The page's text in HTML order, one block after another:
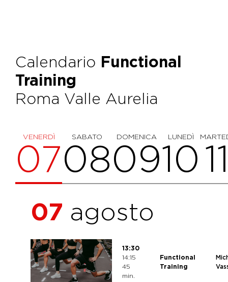
Calendario Functional
Training
Roma Valle Aurelia
VENERDÌ
07 SABATO
08 DOMENICA
09 LUNEDÌ
10
07 agosto
13:30
14:15
45
min.
Functional
Training